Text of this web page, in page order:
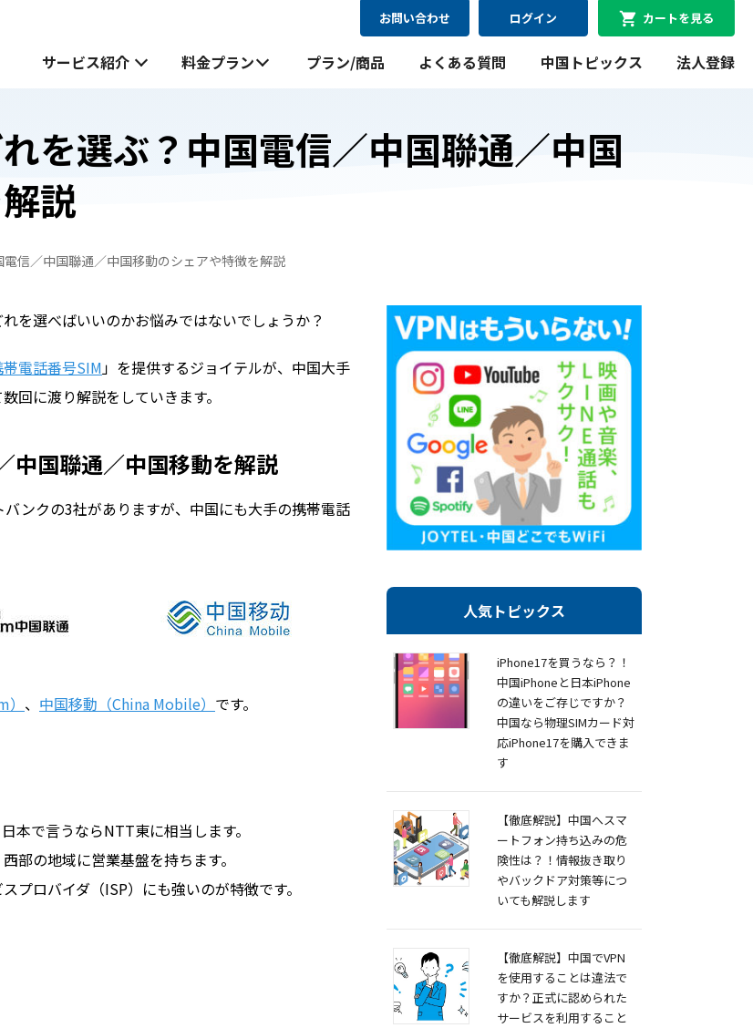
お問い合わせ ログイン カートを見る
サービス紹介
サービス紹介
でお受け取り
無料お試し申し込みフォーム
中国どこでもWiFiモバイルプラン
JOYTEL SIMの設定方法
WiFiレンタルプラン料金のシミュレーションができま
シミュレーションする
料金プラン
中国でお受け取り
中国どこでもWiFiモバイルプラン
プラン/商品 よくある質問 中国トピックス 法人登録
を選ぶ？中国電信／中国聯通／中国
説
信／中国聯通／中国移動のシェアや特徴を解説
を選べばいいのかお悩みではないでしょうか？
電話番号SIM」を提供するジョイテルが、中国大手
回に渡り解説をしていきます。
中国聯通／中国移動を解説
ンクの3社がありますが、中国にも大手の携帯電話
、 中国移動（China Mobile） です。
本で言うならNTT東に相当します。
部の地域に営業基盤を持ちます。
プロバイダ（ISP）にも強いのが特徴です。
人気トピックス
iPhone17を買うなら？！
中国iPhoneと日本iPhone
の違いをご存じですか？
中国なら物理SIMカード対
応iPhone17を購入できま
す
【徹底解説】中国へスマ
ートフォン持ち込みの危
険性は？！情報抜き取り
やバックドア対策等につ
いても解説します
【徹底解説】中国でVPN
を使用することは違法で
すか？正式に認められた
サービスを利用すること